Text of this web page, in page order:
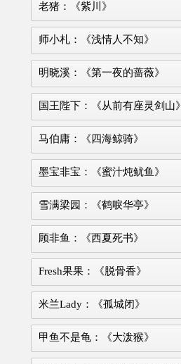
老猪：《紫川》
师小札：《浅情人不知》
明晓溪：《第一夜的蔷薇》
国王陛下：《从前有座灵剑山》
马伯庸：《四海鲸骑》
墨宝非宝：《蜜汁炖鱿鱼》
雪满梁园：《鹤唳华亭》
顾非鱼：《西夏死书》
Fresh果果：《脱骨香》
米兰Lady：《孤城闭》
甲鱼不是龟：《大泼猴》